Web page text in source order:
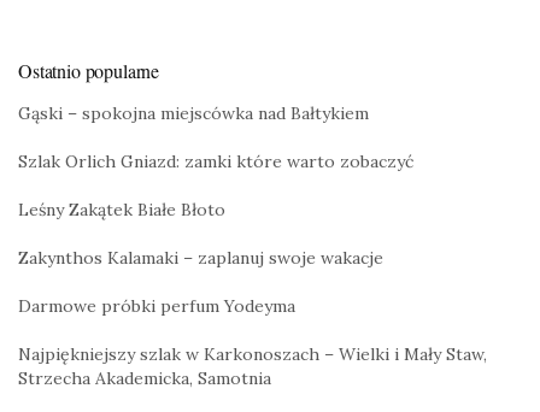
Ostatnio popularne
Gąski – spokojna miejscówka nad Bałtykiem
Szlak Orlich Gniazd: zamki które warto zobaczyć
Leśny Zakątek Białe Błoto
Zakynthos Kalamaki – zaplanuj swoje wakacje
Darmowe próbki perfum Yodeyma
Najpiękniejszy szlak w Karkonoszach – Wielki i Mały Staw,
Strzecha Akademicka, Samotnia